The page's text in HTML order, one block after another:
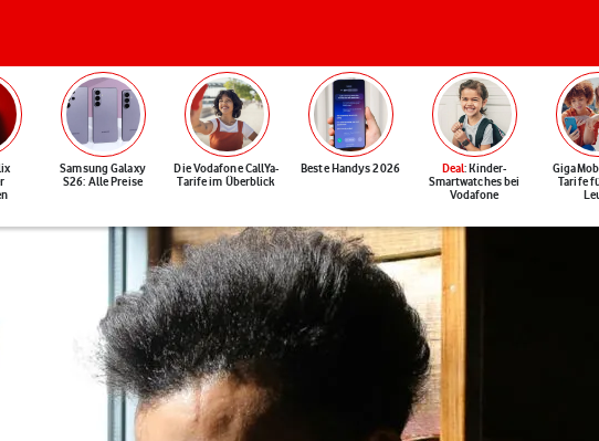
Samsung Galaxy
S26: Alle Preise
Die Vodafone CallYa-
Tarife im Überblick
Beste Handys 2026 Deal: Kinder-
Smartwatches bei
Vodafone
Tarife